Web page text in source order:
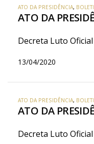
ATO DA PRESIDÊNCIA,
ATO DA
Decreta Luto
13/04/2020
ATO DA PRESIDÊNCIA,
ATO DA
Decreta Luto